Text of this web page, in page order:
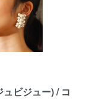
ビジュー) / コ